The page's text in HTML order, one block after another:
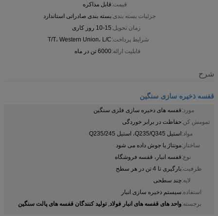
قیمت:قابل مذاکره
جزئیات بسته بندی:بسته بندی صادراتی استاندارد
زمان تحویل:10-15 روز کاری
شرایط پرداخت:T/T، Western Union، L/C
قابلیت ارائه:6000 تن در ماه
شرح
قفسه ذخیره سازی سنگین
مورد:قفسه های ذخیره سازی فلزی سنگین
تمومش کن:حفاظت در برابر خوردگی
مواد:استیل Q235/Q345، استیل Q235/245
ساختار:مونتاژ یا جوش داده می شود
نوع:قفسه انبار، قفسه فروشگاه
ظرفیت:بارگیری تا 4 تن در هر سطح
لایه:چند سطحی
استفاده:سیستم ذخیره سازی انبار
برجسته:واحد های قفسه های انبار فولاد,تولید کنندگان قفسه های پالت سنگین